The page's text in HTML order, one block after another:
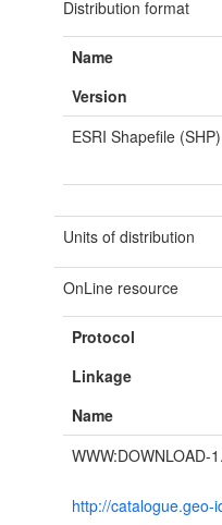
Distribution format
Name
Version
ESRI Shapefile (SHP)
Units of distribution
OnLine resource
Protocol
Linkage
Name
WWW:DOWNLOAD-
http://